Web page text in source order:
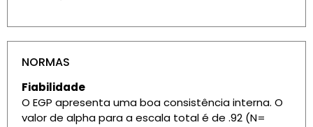
NORMAS
Fiabilidade
O EGP apresenta uma boa consistência interna. O
valor de alpha para a escala total é de .92 (N=